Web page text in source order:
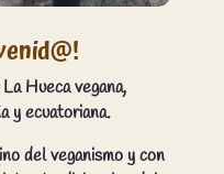
Hueca vegana,
y ecuatoriana.
del veganismo y con